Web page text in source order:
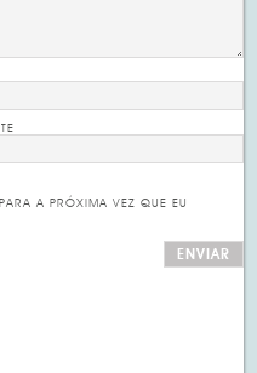
A PRÓXIMA VEZ QUE EU